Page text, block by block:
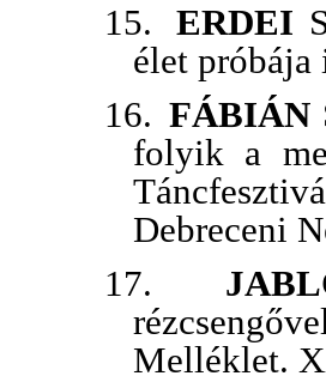
15.
ERDEI
élet
16. FÁBIÁN
folyik a
Debreceni
17.
Melléklet.